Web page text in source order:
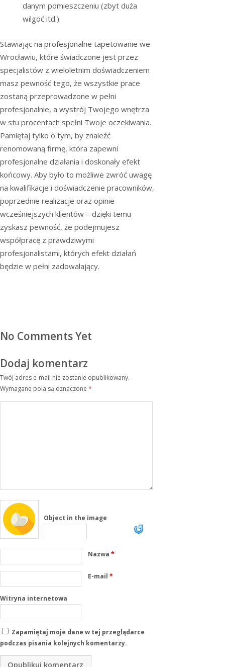
danym pomieszczeniu (zbyt duża
wilgoć itd.).
Stawiając na profesjonalne tapetowanie we
Wrocławiu, które świadczone jest przez
specjalistów z wieloletnim doświadczeniem
masz pewność tego, że wszystkie prace
zostaną przeprowadzone w pełni
profesjonalnie, a wystrój Twojego wnętrza
w stu procentach spełni Twoje oczekiwania.
Pamiętaj tylko o tym, by znaleźć
renomowaną firmę, która zapewni
profesjonalne działania i doskonały efekt
końcowy. Aby było to możliwe zwróć uwagę
na kwalifikacje i doświadczenie pracowników,
poprzednie realizacje oraz opinie
wcześniejszych klientów – dzięki temu
zyskasz pewność, że podejmujesz
współpracę z prawdziwymi
profesjonalistami, których efekt działań
będzie w pełni zadowalający.
No Comments Yet
Dodaj komentarz
Twój adres e-mail nie zostanie opublikowany.
Wymagane pola są oznaczone *
Object in the image
Nazwa*
E-mail*
Witryna internetowa
Zapamiętaj moje dane w tej przeglądarce
podczas pisania kolejnych komentarzy.